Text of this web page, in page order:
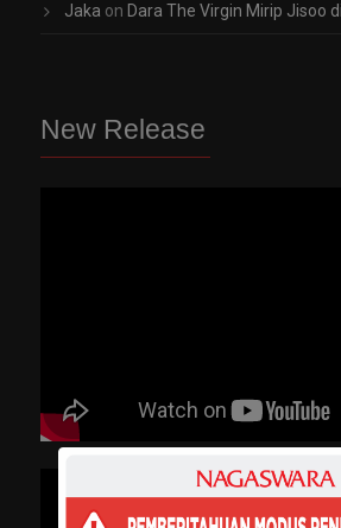
Jaka on Dara The Virgin Mirip Jisoo
New Release